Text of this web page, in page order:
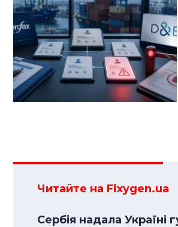
Читайте на Fixygen.ua
Сербія надала Україні